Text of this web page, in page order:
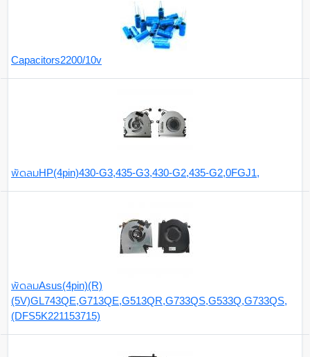
Capacitors2200/10v
พัดลมHP(4pin)430-G3,435-G3,430-G2,435-G2,0FGJ1,
พัดลมAsus(4pin)(R)
(5V)GL743QE,G713QE,G513QR,G733QS,G533Q,G733QS,
(DFS5K221153715)